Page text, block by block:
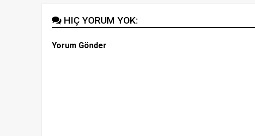
HIÇ YORUM YOK:
Yorum Gönder